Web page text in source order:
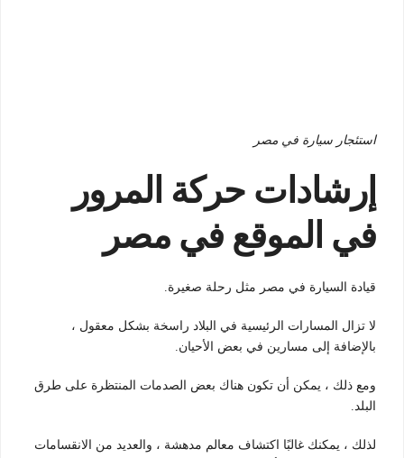
استئجار سيارة في مصر
إرشادات حركة المرور
في الموقع في مصر
قيادة السيارة في مصر مثل رحلة صغيرة.
لا تزال المسارات الرئيسية في البلاد راسخة بشكل معقول ،
بالإضافة إلى مسارين في بعض الأحيان.
ومع ذلك ، يمكن أن تكون هناك بعض الصدمات المنتظرة على طرق
البلد.
لذلك ، يمكنك غالبًا اكتشاف معالم مدهشة ، والعديد من الانقسامات